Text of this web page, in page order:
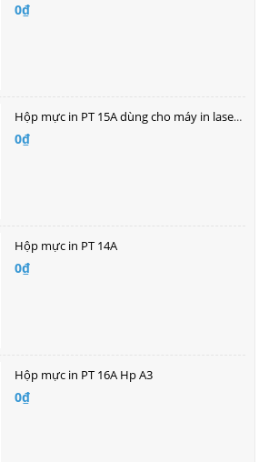
0₫
Hộp mực in PT 15A dùng cho máy in laser HP
0₫
Hộp mực in PT 14A
0₫
Hộp mực in PT 16A Hp A3
0₫